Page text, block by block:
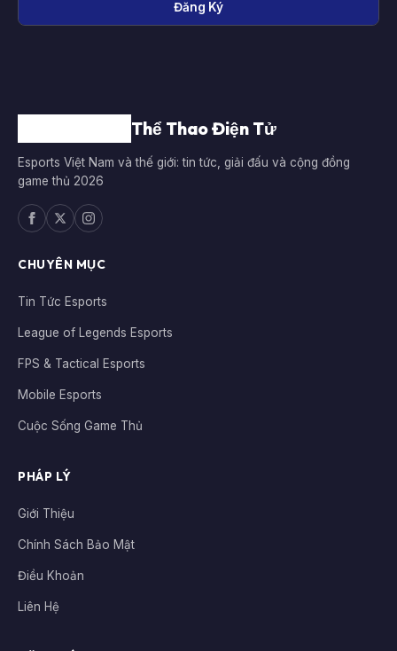
Đăng Ký
Thể Thao Điện Tử
Esports Việt Nam và thế giới: tin tức, giải đấu và cộng đồng
game thủ 2026
CHUYÊN MỤC
Tin Tức Esports
League of Legends Esports
FPS & Tactical Esports
Mobile Esports
Cuộc Sống Game Thủ
PHÁP LÝ
Giới Thiệu
Chính Sách Bảo Mật
Điều Khoản
Liên Hệ